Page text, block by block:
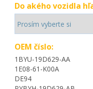
Do akého vozidla
OEM číslo:
1BYU-19D629-AA
1E08-61-K00A
DE94